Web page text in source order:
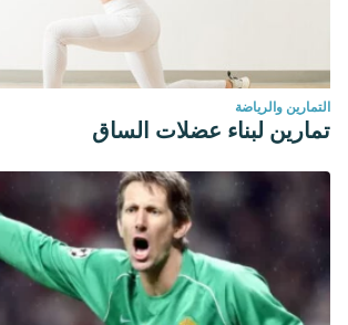
التمارين والرياضة
تمارين لبناء عضلات الساق